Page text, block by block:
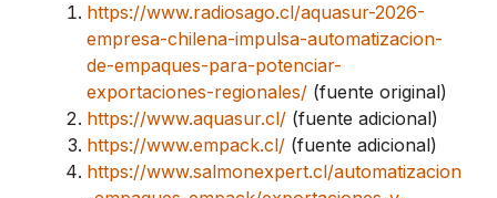
https://www.radiosago.cl/aquasur-2026-
empresa-chilena-impulsa-automatizacion-
de-empaques-para-potenciar-
exportaciones-regionales/ (fuente original)
https://www.aquasur.cl/ (fuente adicional)
https://www.empack.cl/ (fuente adicional)
https://www.salmonexpert.cl/automatizacion